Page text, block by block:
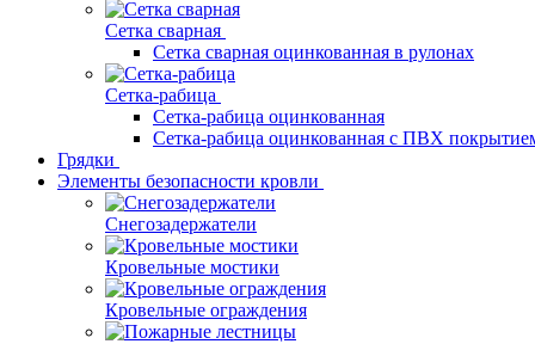
Сетка сварная
Сетка сварная оцинкованная в рулонах
Сетка-рабица
Сетка-рабица оцинкованная
Сетка-рабица оцинкованная с ПВХ
Грядки
Элементы безопасности кровли
Снегозадержатели
Кровельные мостики
Кровельные ограждения